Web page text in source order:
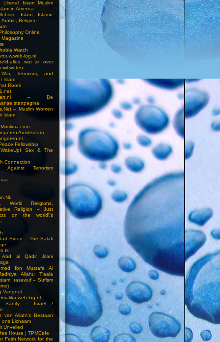
Liberal Islam Muslim
in America
Islam, Islamic
Arabic, Religion
Online
Magazine
Watch
log.nl
alles wat je over
wil weten…
Terrorism, and
Islam
Room
– De
startpagina!
– Muslim Women
Islam
Amsterdam
Fellowship
WakeUp! Sex & The
Connection
Against Terrorism
World Religions,
Religion – Just
on the world\’s
Siden – The Salafi
Abd al Qadir Jilani
Ibn Mustafa Al
Allahu T’aala
tasawuf – Sufism
Vangnet
log.nl
Sanity – Israel /
van Allah\’s Bestaan
ons Lichaam
Unveiled
House | TPMCafe
Faith Network for the